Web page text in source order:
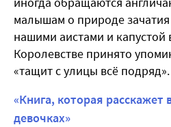
малышам о природе
нашими аистами и
Королевстве принято
«тащит с улицы всё подряд».
«Книга, которая расскажет
девочках»